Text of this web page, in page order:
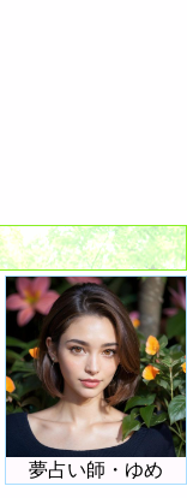
夢占い師・ゆめ